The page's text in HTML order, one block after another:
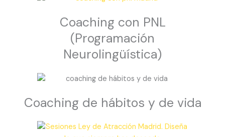
Coaching con PNL
(Programación
Neurolingüística)
Coaching de hábitos y de vida